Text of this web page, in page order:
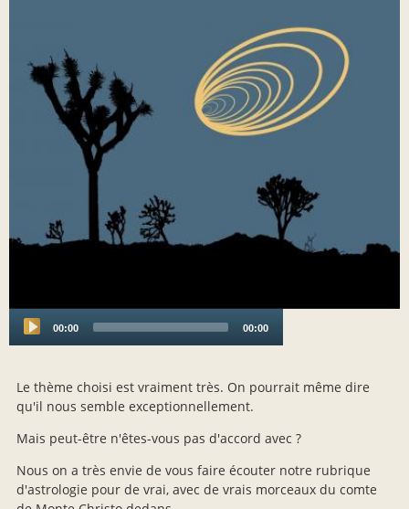
00:00 00:00
Le thème choisi est vraiment très. On pourrait même dire
qu'il nous semble exceptionnellement.
Mais peut-être n'êtes-vous pas d'accord avec ?
Nous on a très envie de vous faire écouter notre rubrique
d'astrologie pour de vrai, avec de vrais morceaux du comte